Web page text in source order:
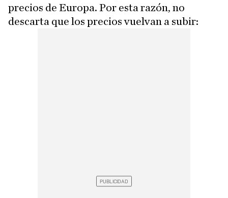
precios de Europa. Por esta razón, no
descarta que los precios vuelvan a subir: